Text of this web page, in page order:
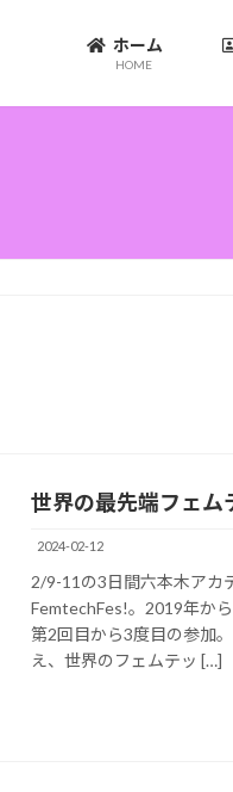
ホーム
HOME
世界の最先端フェム
2024-02-12
2/9-11の3日間六本木アカ
FemtechFes!。2019年か
第2回目から3度目の参加
え、世界のフェムテッ […]